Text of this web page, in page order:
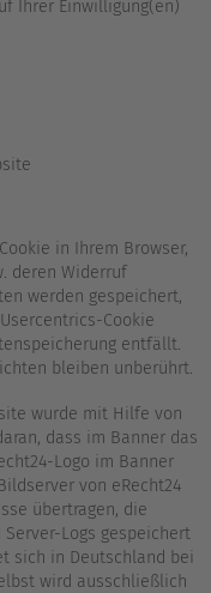
Ihrer Einwilligung(en)
in Ihrem Browser,
deren Widerruf
werden gespeichert,
Cookie
entfällt.
bleiben unberührt.
wurde mit Hilfe von
dass im Banner das
Logo im Banner
von eRecht24
übertragen, die
Logs gespeichert
sich in Deutschland bei
wird ausschließlich